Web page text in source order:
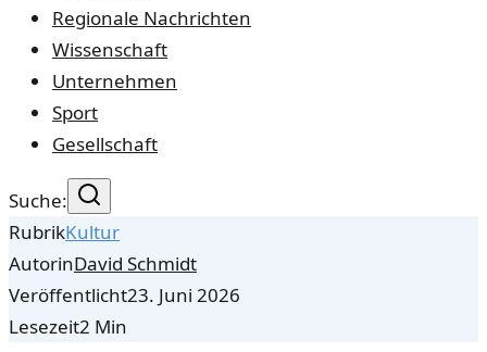
Regionale Nachrichten
Wissenschaft
Unternehmen
Sport
Gesellschaft
Suche:
RubrikKultur
AutorinDavid Schmidt
Veröffentlicht23. Juni 2026
Lesezeit2 Min